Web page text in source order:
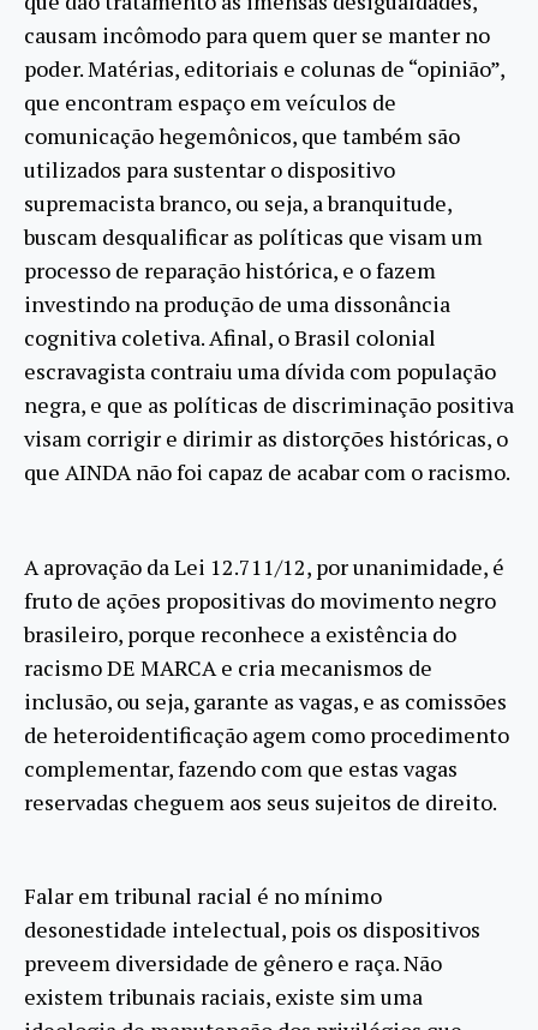
causam incômodo para quem quer se manter no
poder. Matérias, editoriais e colunas de “opinião”,
que encontram espaço em veículos de
comunicação hegemônicos, que também são
utilizados para sustentar o dispositivo
supremacista branco, ou seja, a branquitude,
buscam desqualificar as políticas que visam um
processo de reparação histórica, e o fazem
investindo na produção de uma dissonância
cognitiva coletiva. Afinal, o Brasil colonial
escravagista contraiu uma dívida com população
negra, e que as políticas de discriminação positiva
visam corrigir e dirimir as distorções históricas, o
que AINDA não foi capaz de acabar com o racismo.
A aprovação da Lei 12.711/12, por unanimidade, é
fruto de ações propositivas do movimento negro
brasileiro, porque reconhece a existência do
racismo DE MARCA e cria mecanismos de
inclusão, ou seja, garante as vagas, e as comissões
de heteroidentificação agem como procedimento
complementar, fazendo com que estas vagas
reservadas cheguem aos seus sujeitos de direito.
Falar em tribunal racial é no mínimo
desonestidade intelectual, pois os dispositivos
preveem diversidade de gênero e raça. Não
existem tribunais raciais, existe sim uma